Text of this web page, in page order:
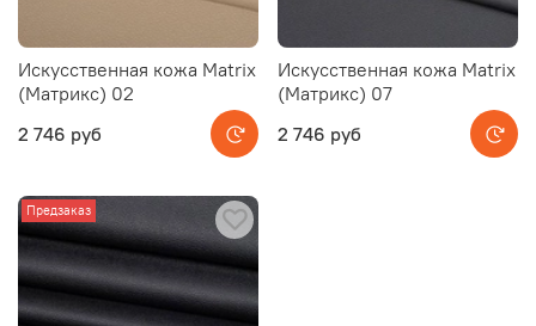
Искусственная кожа Matrix
(Матрикс) 02
2 746 руб
Искусственная кожа Matrix
(Матрикс) 07
2 746 руб
Предзаказ